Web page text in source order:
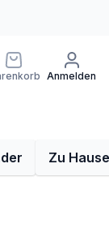
Anmelden
Zu Hause